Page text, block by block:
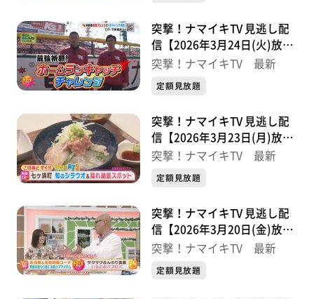
突撃！ナマイキTV 見逃し配
信【2026年3月24日(火)放送
分】
突撃！ナマイキTV 最新
定額見放題
突撃！ナマイキTV 見逃し配
信【2026年3月23日(月)放送
分】
突撃！ナマイキTV 最新
定額見放題
突撃！ナマイキTV 見逃し配
信【2026年3月20日(金)放送
分】
突撃！ナマイキTV 最新
定額見放題